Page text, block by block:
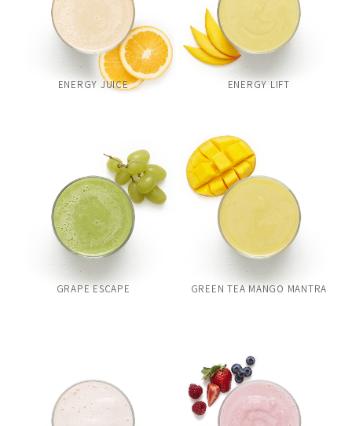
ENERGY JUICE ENERGY LIFT
GRAPE ESCAPE GREEN TEA MANGO MANTRA